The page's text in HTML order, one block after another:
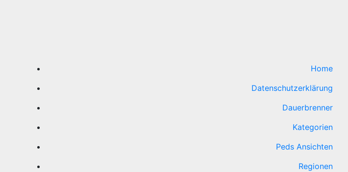
Home
Datenschutzerklärung
Dauerbrenner
Kategorien
Peds Ansichten
Regionen